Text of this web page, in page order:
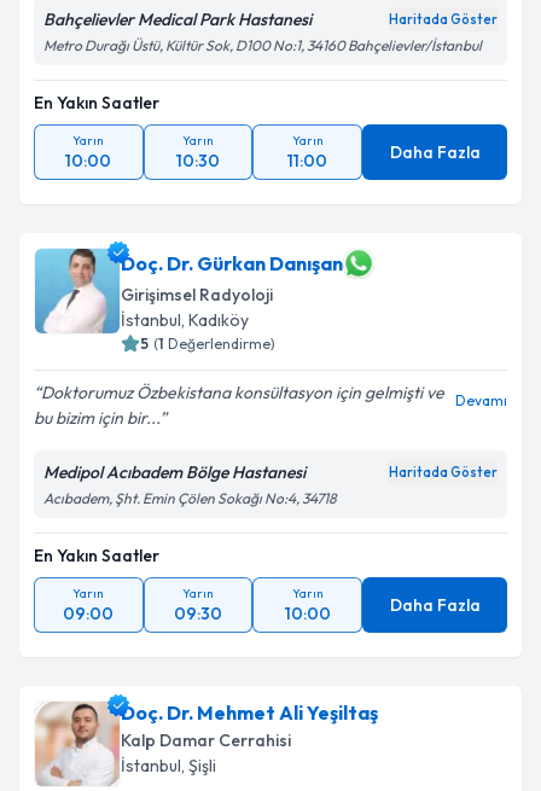
Bahçelievler Medical Park Hastanesi Haritada Göster
Metro Durağı Üstü, Kültür Sok, D100 No:1, 34160 Bahçelievler/İstanbul
En Yakın Saatler
Yarın
10:00
Yarın
10:30
Yarın
11:00 Daha Fazla
Doç. Dr. Gürkan Danışan
Girişimsel Radyoloji
İstanbul, Kadıköy
5 (1 Değerlendirme)
Doktorumuz Özbekistana konsültasyon için gelmişti ve
bu bizim için bir...
Devamı
Medipol Acıbadem Bölge Hastanesi Haritada Göster
Acıbadem, Şht. Emin Çölen Sokağı No:4, 34718
En Yakın Saatler
Yarın
09:00
Yarın
09:30
Yarın
10:00 Daha Fazla
Doç. Dr. Mehmet Ali Yeşiltaş
Kalp Damar Cerrahisi
İstanbul, Şişli